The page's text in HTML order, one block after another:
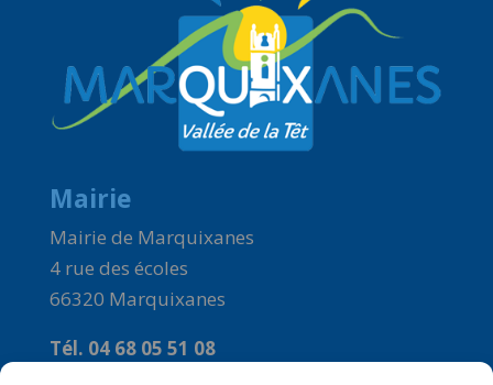
Mairie
Mairie de Marquixanes
4 rue des écoles
66320 Marquixanes
Tél. 04 68 05 51 08